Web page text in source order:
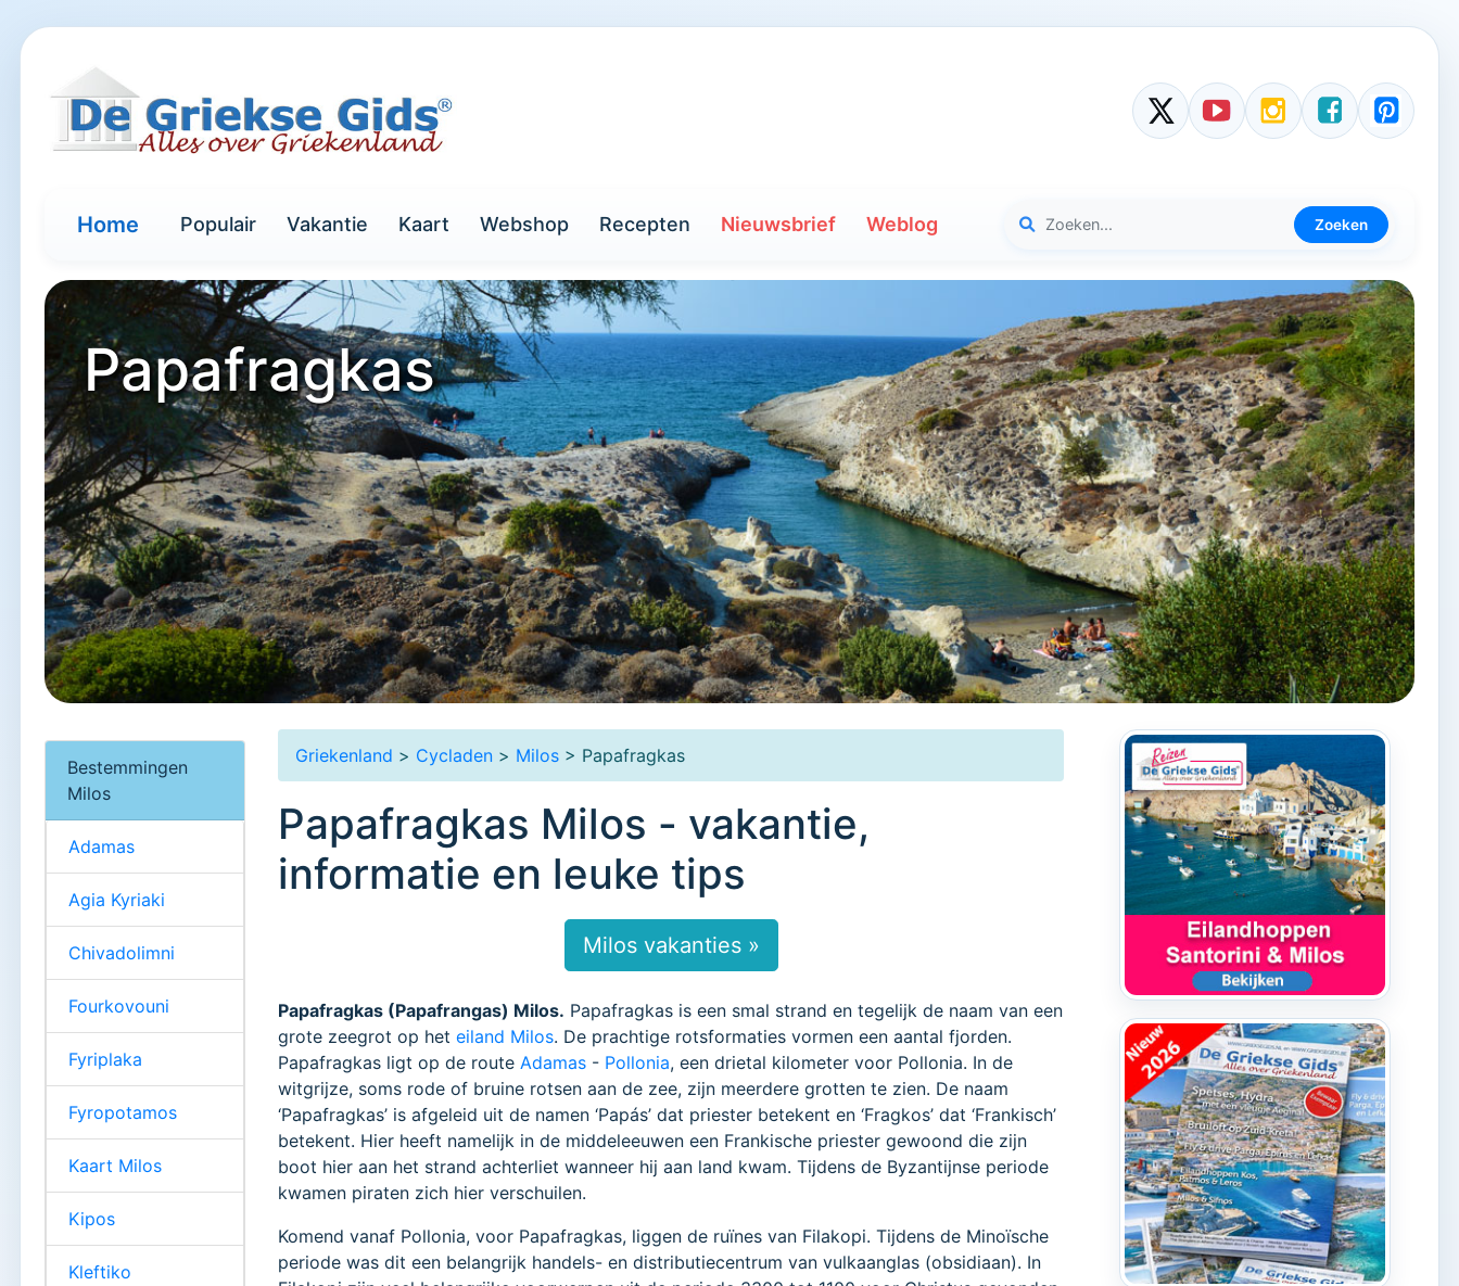
Home Populair Vakantie Kaart Webshop Recepten Nieuwsbrief Weblog Zoeken
Papafragkas
Griekenland > Cycladen > Milos > Papafragkas
Papafragkas Milos - vakantie,
informatie en leuke tips
Milos vakanties »
Papafragkas (Papafrangas) Milos. Papafragkas is een smal strand en tegelijk de naam van een
grote zeegrot op heteiland Milos. De prachtige rotsformaties vormen een aantal fjorden.
Papafragkas ligt op de route Adamas - Pollonia, een drietal kilometer voor Pollonia. In de
witgrijze, soms rode of bruine rotsen aan de zee, zijn meerdere grotten te zien. De naam
‘Papafragkas’ is afgeleid uit de namen ‘Papás’ dat priester betekent en ‘Fragkos’ dat ‘Frankisch’
betekent. Hier heeft namelijk in de middeleeuwen een Frankische priester gewoond die zijn
boot hier aan het strand achterliet wanneer hij aan land kwam. Tijdens de Byzantijnse periode
kwamen piraten zich hier verschuilen.
Komend vanaf Pollonia, voor Papafragkas, liggen de ruïnes van Filakopi. Tijdens de Minoïsche
periode was dit een belangrijk handels- en distributiecentrum van vulkaanglas (obsidiaan). In
Bestemmingen
Milos
Adamas
Agia Kyriaki
Chivadolimni
Fourkovouni
Fyriplaka
Fyropotamos
Kaart Milos
Kipos
Kleftiko